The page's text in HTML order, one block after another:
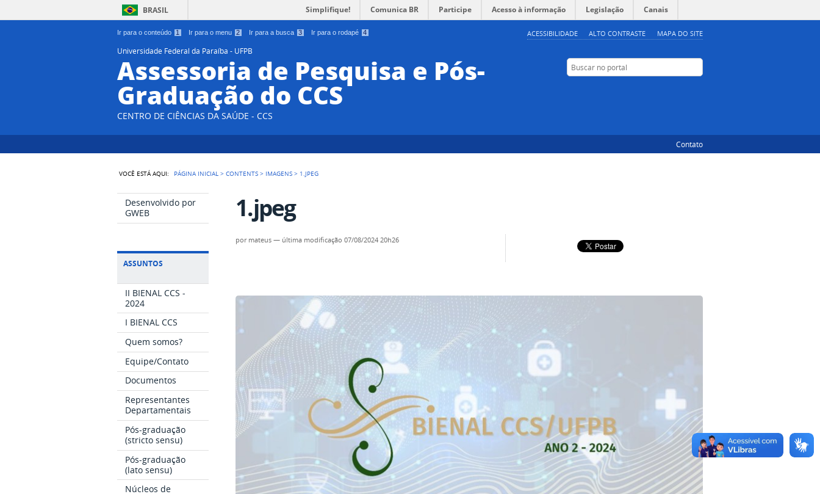
Ir para o conteúdo 1 Ir para o menu 2 Ir para a busca 3 Ir para o rodapé 4 ACESSIBILIDADE ALTO CONTRASTE MAPA DO SITE
BRASIL Simplifique! Comunica BR Participe Acesso à informação Legislação Canais
Universidade Federal da Paraíba - UFPB
Assessoria de Pesquisa e Pós-
Graduação do CCS
CENTRO DE CIÊNCIAS DA SAÚDE - CCS
Buscar no portal
Contato
VOCÊ ESTÁ AQUI: PÁGINA INICIAL >CONTENTS > IMAGENS > 1.JPEG
Desenvolvido por
GWEB
ASSUNTOS
II BIENAL CCS -
2024
I BIENAL CCS
Quem somos?
Equipe/Contato
Documentos
Representantes
Departamentais
Pós-graduação
(stricto sensu)
Pós-graduação
(lato sensu)
Núcleos de
1.jpeg
por mateus — última modificação 07/08/2024 20h26